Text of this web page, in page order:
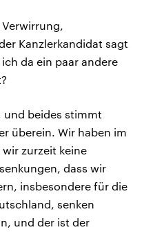
Verwirrung,
Kanzlerkandidat sagt
da ein paar andere
und beides stimmt
überein. Wir haben im
zurzeit keine
dass wir
insbesondere für die
senken
und der ist der